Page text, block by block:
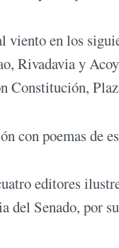
viento en los
Rivadavia y
Constitución,
con poemas de
editores
del Senado, por